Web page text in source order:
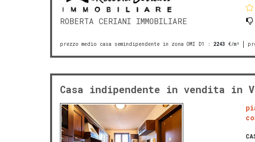
ROBERTA CERIANI IMMOBILIARE
prezzo medio casa semindipendente in zona OMI D1 : 2243 €/m²
Casa indipendente in vendita in